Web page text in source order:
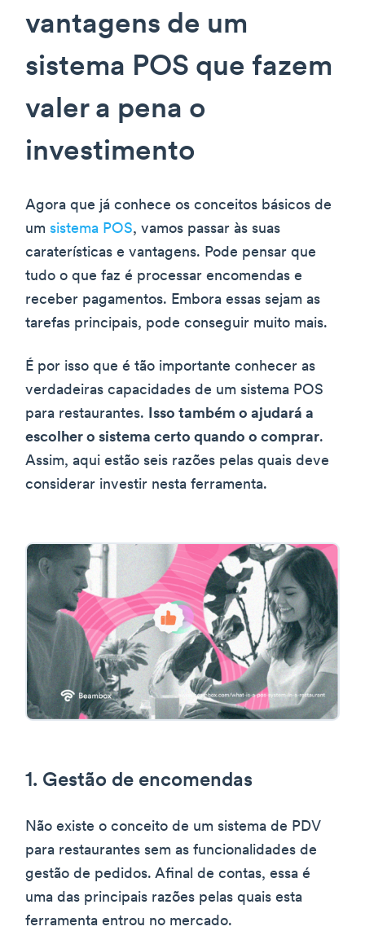
vantagens de um
sistema POS que fazem
valer a pena o
investimento
Agora que já conhece os conceitos básicos de
um sistema POS, vamos passar às suas
caraterísticas e vantagens. Pode pensar que
tudo o que faz é processar encomendas e
receber pagamentos. Embora essas sejam as
tarefas principais, pode conseguir muito mais.
É por isso que é tão importante conhecer as
verdadeiras capacidades de um sistema POS
para restaurantes. Isso também o ajudará a
escolher o sistema certo quando o comprar.
Assim, aqui estão seis razões pelas quais deve
considerar investir nesta ferramenta.
1. Gestão de encomendas
Não existe o conceito de um sistema de PDV
para restaurantes sem as funcionalidades de
gestão de pedidos. Afinal de contas, essa é
uma das principais razões pelas quais esta
ferramenta entrou no mercado.